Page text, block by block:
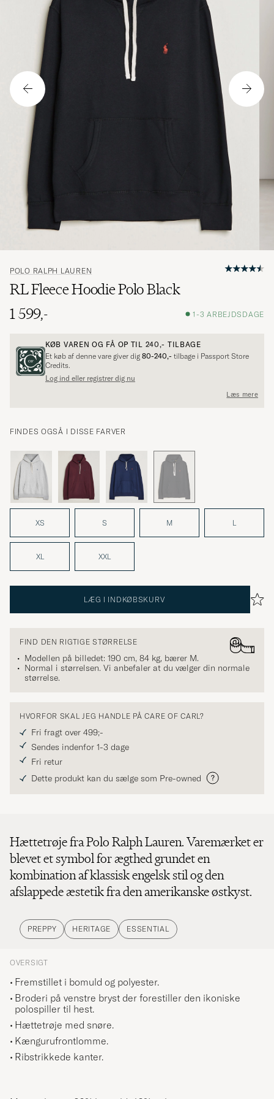
POLO RALPH LAUREN
RL Fleece Hoodie Polo Black
1 599,-
1-3 ARBEJDSDAGE
KØB VAREN OG FÅ OP TIL 240,- TILBAGE
Et køb af denne vare giver dig 80-240,- tilbage i Passport Store
Credits.
Log ind eller registrer dig nu
Læs mere
FINDES OGSÅ I DISSE FARVER
XS S M L
XL XXL
LÆG I INDKØBSKURV
FIND DEN RIGTIGE STØRRELSE
Modellen på billedet: 190 cm, 84 kg, bærer M.
Normal i størrelsen. Vi anbefaler at du vælger din normale
størrelse.
HVORFOR SKAL JEG HANDLE PÅ CARE OF CARL?
Fri fragt over 499;-
Sendes indenfor 1-3 dage
Fri retur
Dette produkt kan du sælge som Pre-owned
Hættetrøje fra Polo Ralph Lauren. Varemærket er
blevet et symbol for ægthed grundet en
kombination af klassisk engelsk stil og den
afslappede æstetik fra den amerikanske østkyst.
PREPPY HERITAGE ESSENTIAL
OVERSIGT
Fremstillet i bomuld og polyester.
Broderi på venstre bryst der forestiller den ikoniske
polospiller til hest.
Hættetrøje med snøre.
Kængurufrontlomme.
Ribstrikkede kanter.